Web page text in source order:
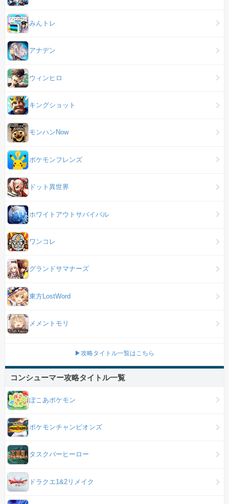
みんトレ
アナデン
ウィンヒロ
キングショット
モンハンNow
ポケモンフレンズ
ドット異世界
ホワイトアウトサバイバル
ワンコレ
グランドサマナーズ
東方LostWord
メメントモリ
▶攻略タイトル一覧はこちら
コンシューマー攻略タイトル一覧
ぽこあポケモン
ポケモンチャンピオンズ
タスクバーヒーロー
ドラクエ1&2リメイク